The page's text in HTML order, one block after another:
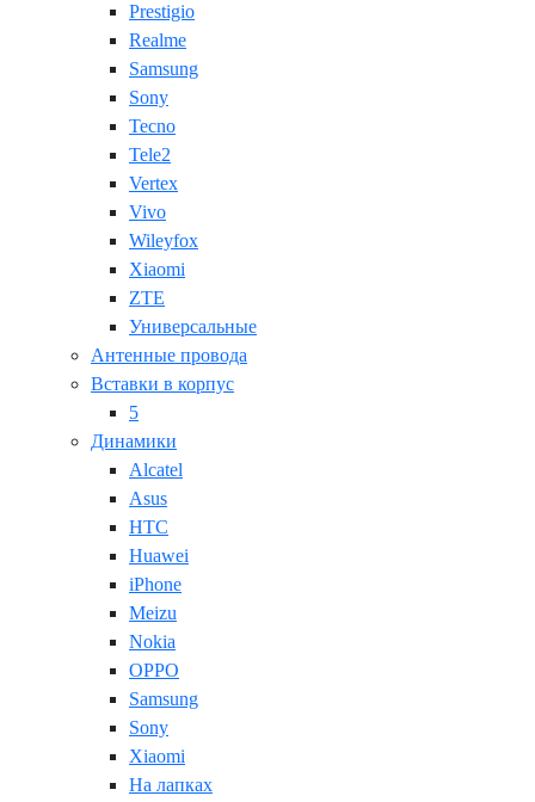
Prestigio
Realme
Samsung
Sony
Tecno
Tele2
Vertex
Vivo
Wileyfox
Xiaomi
ZTE
Универсальные
Антенные провода
Вставки в корпус
5
Динамики
Alcatel
Asus
HTC
Huawei
iPhone
Meizu
Nokia
OPPO
Samsung
Sony
Xiaomi
На лапках